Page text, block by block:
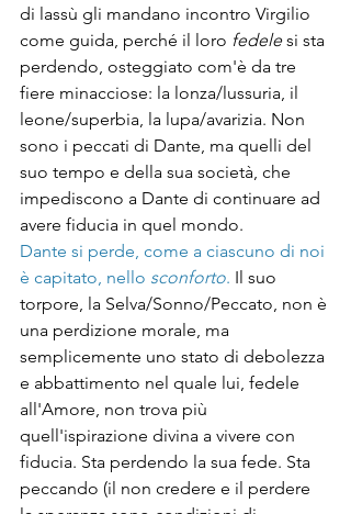
di lassù gli mandano incontro Virgilio
come guida, perché il loro fedele si sta
perdendo, osteggiato com'è da tre
fiere minacciose: la lonza/lussuria, il
leone/superbia, la lupa/avarizia. Non
sono i peccati di Dante, ma quelli del
suo tempo e della sua società, che
impediscono a Dante di continuare ad
avere fiducia in quel mondo.
Dante si perde, come a ciascuno di noi
è capitato, nello sconforto. Il suo
torpore, la Selva/Sonno/Peccato, non è
una perdizione morale, ma
semplicemente uno stato di debolezza
e abbattimento nel quale lui, fedele
all'Amore, non trova più
quell'ispirazione divina a vivere con
fiducia. Sta perdendo la sua fede. Sta
peccando (il non credere e il perdere